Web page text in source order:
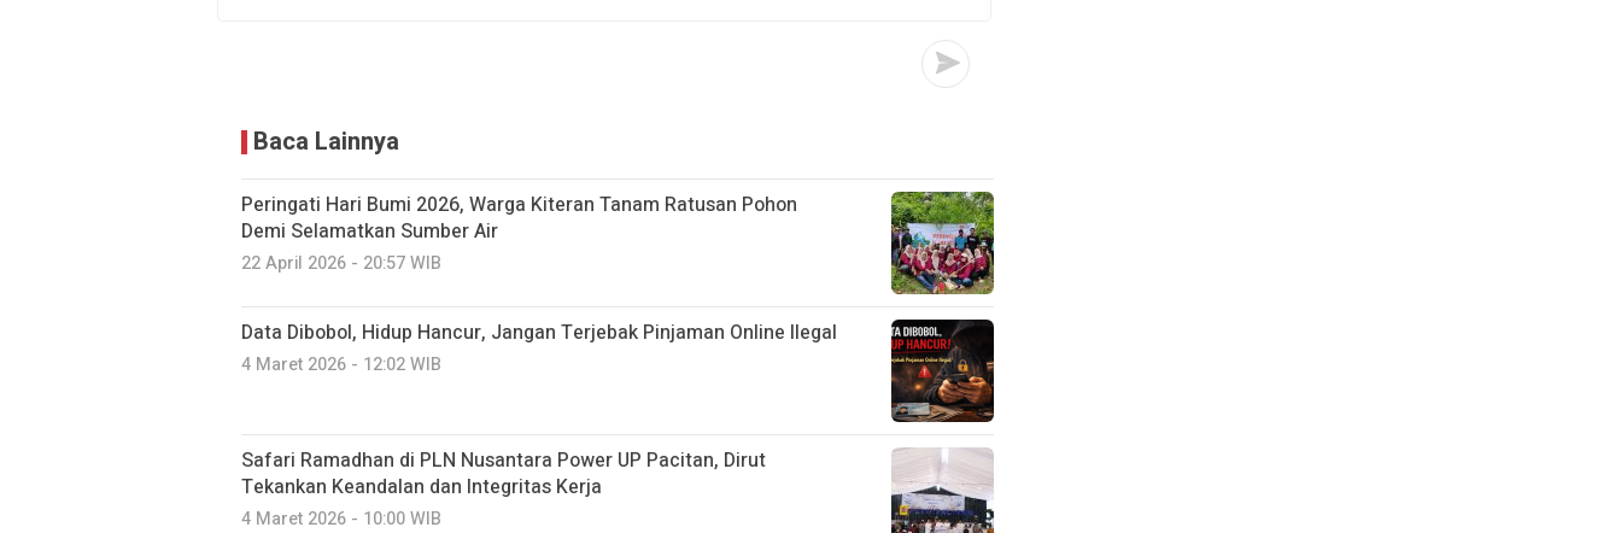
Baca Lainnya
Peringati Hari Bumi 2026, Warga Kiteran Tanam Ratusan Pohon
Demi Selamatkan Sumber Air
22 April 2026 - 20:57 WIB
Data Dibobol, Hidup Hancur, Jangan Terjebak Pinjaman Online Ilegal
4 Maret 2026 - 12:02 WIB
Safari Ramadhan di PLN Nusantara Power UP Pacitan, Dirut
Tekankan Keandalan dan Integritas Kerja
4 Maret 2026 - 10:00 WIB